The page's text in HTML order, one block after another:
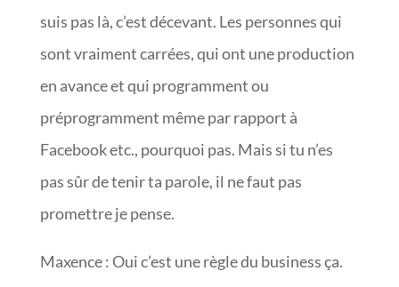
suis pas là, c’est décevant. Les personnes qui
sont vraiment carrées, qui ont une production
en avance et qui programment ou
préprogramment même par rapport à
Facebook etc., pourquoi pas. Mais si tu n’es
pas sûr de tenir ta parole, il ne faut pas
promettre je pense.
Maxence : Oui c’est une règle du business ça.